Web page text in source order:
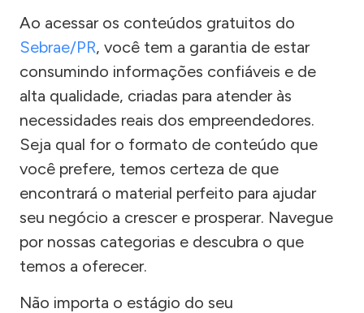
Ao acessar os conteúdos gratuitos do
Sebrae/PR, você tem a garantia de estar
consumindo informações confiáveis e de
alta qualidade, criadas para atender às
necessidades reais dos empreendedores.
Seja qual for o formato de conteúdo que
você prefere, temos certeza de que
encontrará o material perfeito para ajudar
seu negócio a crescer e prosperar. Navegue
por nossas categorias e descubra o que
temos a oferecer.
Não importa o estágio do seu